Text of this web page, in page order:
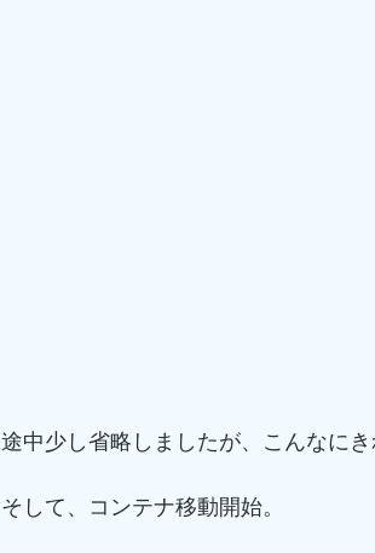
途中少し省略しましたが、こんなにき
そして、コンテナ移動開始。